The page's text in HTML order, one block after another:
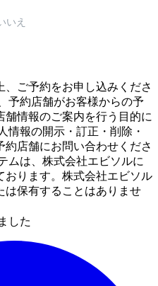
いえ
、ご予約をお申し込みくださ
予約店舗がお客様からの予
情報のご案内を行う目的に
情報の開示・訂正・削除・
店舗にお問い合わせくださ
ムは、株式会社エビソルに
おります。株式会社エビソル
は保有することはありませ
した